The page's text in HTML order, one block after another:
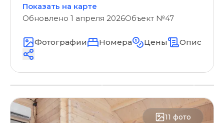
Показать на карте
Обновлено 1 апреля 2026Объект №47
Фотографии Номера Цены Описание
11 фото